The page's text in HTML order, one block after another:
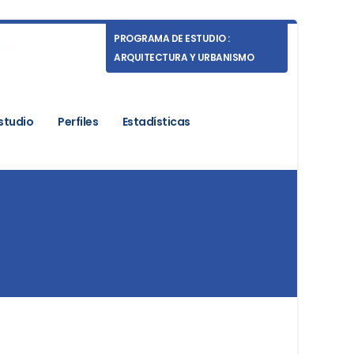
PROGRAMA DE ESTUDIO :
ARQUITECTURA Y URBANISMO
Perfiles Estadísticas